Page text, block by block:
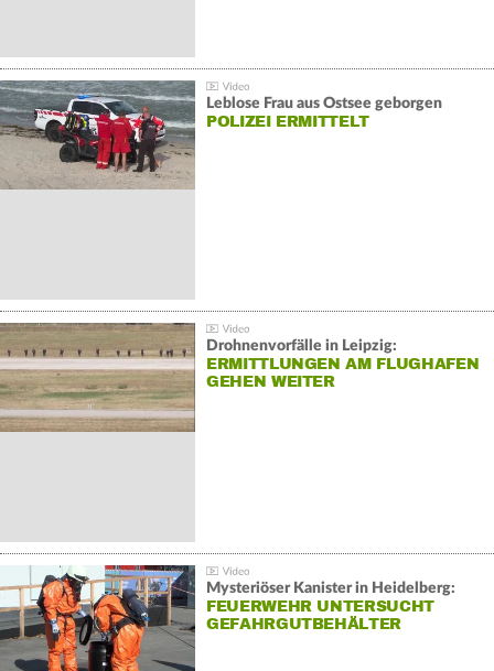
Leblose Frau aus Ostsee geborgen
POLIZEI ERMITTELT
Drohnenvorfälle in Leipzig:
ERMITTLUNGEN AM FLUGHAFEN
GEHEN WEITER
Mysteriöser Kanister in Heidelberg:
FEUERWEHR UNTERSUCHT
GEFAHRGUTBEHÄLTER